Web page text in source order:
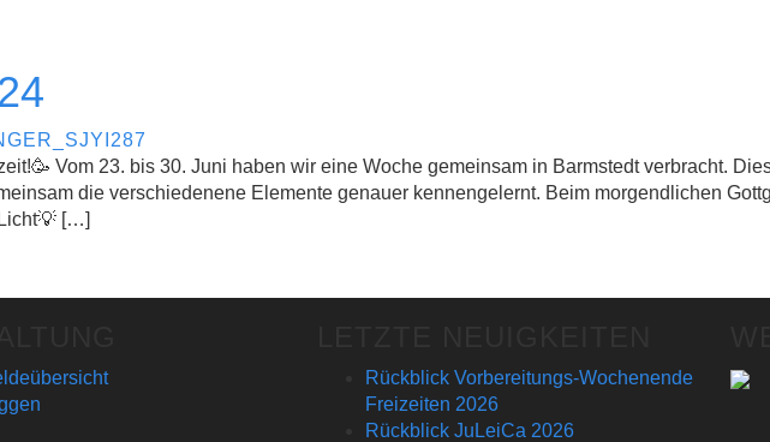
Vom 23. bis 30. Juni haben wir eine Woche gemeinsam in Barmstedt verbracht.
die verschiedenene Elemente genauer kennengelernt. Beim morgendlichen
[…]
Rückblick Vorbereitungs-Wochenende
Freizeiten 2026
Rückblick JuLeiCa 2026